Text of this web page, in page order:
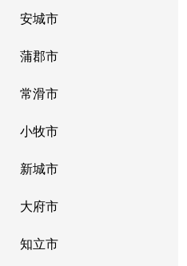
安城市
蒲郡市
常滑市
小牧市
新城市
大府市
知立市